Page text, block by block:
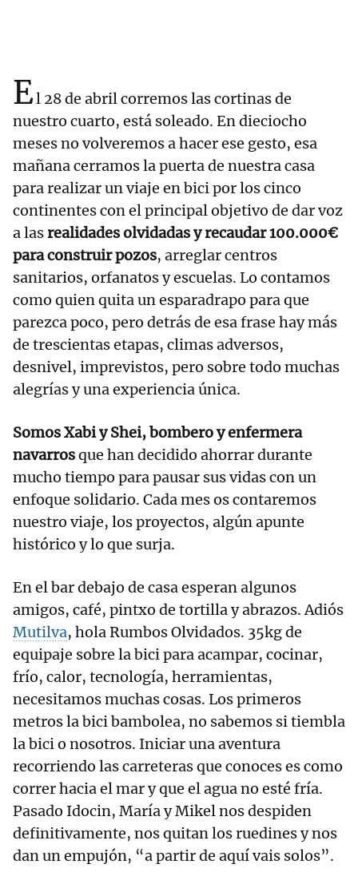
El 28 de abril corremos las cortinas de
nuestro cuarto, está soleado. En dieciocho
meses no volveremos a hacer ese gesto, esa
mañana cerramos la puerta de nuestra casa
para realizar un viaje en bici por los cinco
continentes con el principal objetivo de dar voz
a lasrealidades olvidadas y recaudar 100.000€
para construir pozos, arreglar centros
sanitarios, orfanatos y escuelas. Lo contamos
como quien quita un esparadrapo para que
parezca poco, pero detrás de esa frase hay más
de trescientas etapas, climas adversos,
desnivel, imprevistos, pero sobre todo muchas
alegrías y una experiencia única.
Somos Xabi y Shei, bombero y enfermera
navarrosque han decidido ahorrar durante
mucho tiempo para pausar sus vidas con un
enfoque solidario. Cada mes os contaremos
nuestro viaje, los proyectos, algún apunte
histórico y lo que surja.
En el bar debajo de casa esperan algunos
amigos, café, pintxo de tortilla y abrazos. Adiós
Mutilva, hola Rumbos Olvidados. 35kg de
equipaje sobre la bici para acampar, cocinar,
frío, calor, tecnología, herramientas,
necesitamos muchas cosas. Los primeros
metros la bici bambolea, no sabemos si tiembla
la bici o nosotros. Iniciar una aventura
recorriendo las carreteras que conoces es como
correr hacia el mar y que el agua no esté fría.
Pasado Idocin, María y Mikel nos despiden
definitivamente, nos quitan los ruedines y nos
dan un empujón, “a partir de aquí vais solos”.